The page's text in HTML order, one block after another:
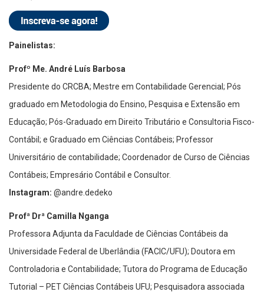
Painelistas:
Profº Me. André Luís Barbosa
Presidente do CRCBA; Mestre em Contabilidade Gerencial; Pós
graduado em Metodologia do Ensino, Pesquisa e Extensão em
Educação; Pós-Graduado em Direito Tributário e Consultoria Fisco-
Contábil; e Graduado em Ciências Contábeis; Professor
Universitário de contabilidade; Coordenador de Curso de Ciências
Contábeis; Empresário Contábil e Consultor.
Instagram: @andre.dedeko
Profª Drª Camilla Nganga
Professora Adjunta da Faculdade de Ciências Contábeis da
Universidade Federal de Uberlândia (FACIC/UFU); Doutora em
Controladoria e Contabilidade; Tutora do Programa de Educação
Tutorial – PET Ciências Contábeis UFU; Pesquisadora associada